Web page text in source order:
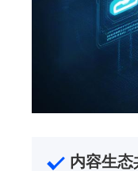
内容生态